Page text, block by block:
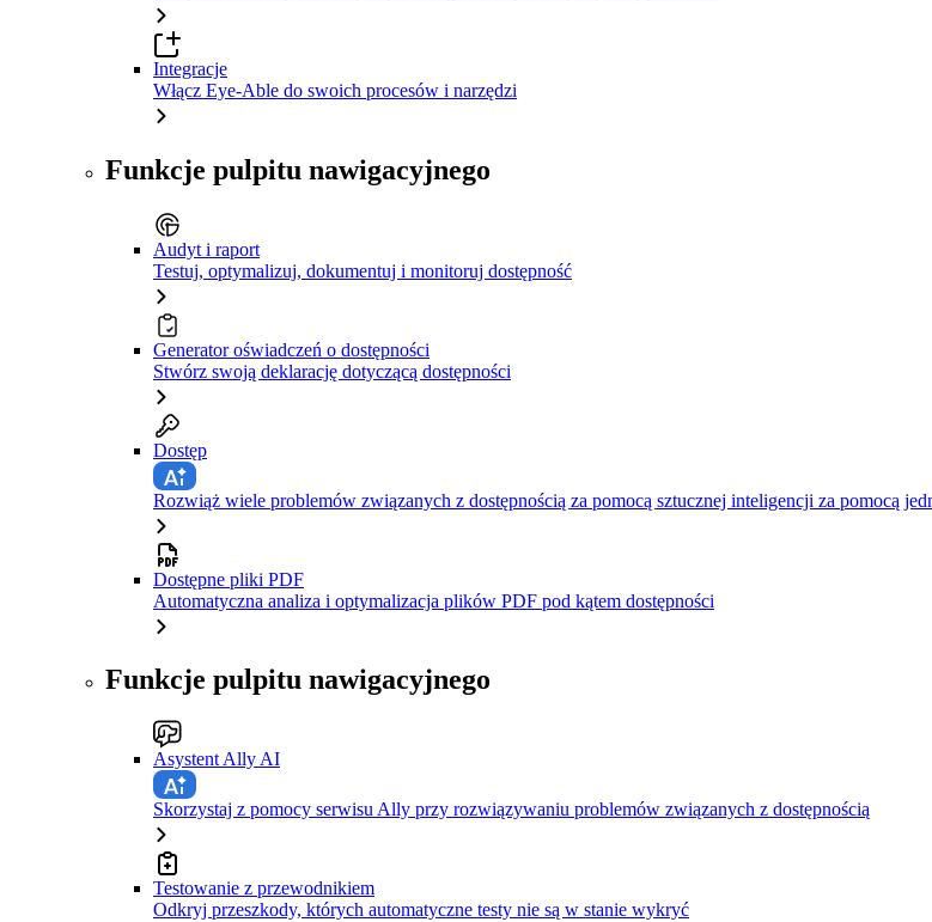
Integracje
Włącz Eye-Able do swoich procesów i narzędzi
Funkcje pulpitu nawigacyjnego
Audyt i raport
Testuj, optymalizuj, dokumentuj i monitoruj dostępność
Generator oświadczeń o dostępności
Stwórz swoją deklarację dotyczącą dostępności
Dostęp
Rozwiąż wiele problemów związanych z dostępnością za pomocą sztucznej inteligencji za pomocą
Dostępne pliki PDF
Automatyczna analiza i optymalizacja plików PDF pod kątem dostępności
Funkcje pulpitu nawigacyjnego
Asystent Ally AI
Skorzystaj z pomocy serwisu Ally przy rozwiązywaniu problemów związanych z dostępnością
Testowanie z przewodnikiem
Odkryj przeszkody, których automatyczne testy nie są w stanie wykryć